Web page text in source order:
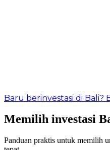
Baru berinvestasi di Bali?
Memilih investasi
Panduan praktis untuk memilih